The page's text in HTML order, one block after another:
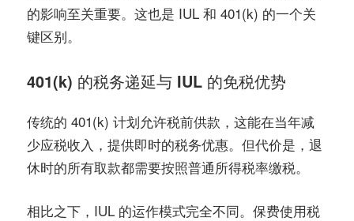
的影响至关重要。这也是 IUL 和 401(k) 的一个关
键区别。
401(k) 的税务递延与 IUL 的免税优势
传统的 401(k) 计划允许税前供款，这能在当年减
少应税收入，提供即时的税务优惠。但代价是，退
休时的所有取款都需要按照普通所得税率缴税。
相比之下，IUL 的运作模式完全不同。保费使用税